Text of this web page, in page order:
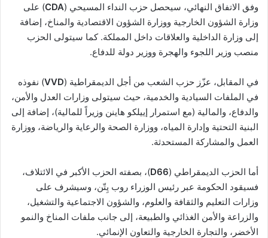
وفق الاتفاق النهائي، سيحصل حزب النداء المسيحي (CDA) على
وزارة الشؤون الخارجية ووزارة الشؤون الاقتصادية والمناخ، إضافة
إلى وزارة الداخلية والعلاقات داخل المملكة. كما سيتولى الحزب
منصب وزير اللجوء والهجرة ووزير دولة للدفاع.
في المقابل، عزّز حزب الشعب من أجل الديمقراطية (VVD) نفوذه
في الملفات السيادية والخدمية، حيث سيتولى وزارات العدل والأمن،
والدفاع، والمالية (مع استمرار إييلكو هاينن وزيراً للمالية)، إضافة إلى
البنية التحتية وإدارة المياه، ووزارة الصحة والرعاية والرياضة، ووزارة
العمل والمشاركة المستحدثة.
أما الحزب الديمقراطي (D66)، بصفته الحزب الأكبر في الائتلاف،
فسيقود الحكومة عبر رئيس الوزراء روب يِتّن، وسيشرف على
وزارات التعليم والثقافة والعلوم، والشؤون الاجتماعية والتشغيل،
والزراعة والأمن الغذائي والطبيعة، إلى جانب ملفات المناخ والنمو
الأخضر، والتجارة الخارجية والتعاون الإنمائي.